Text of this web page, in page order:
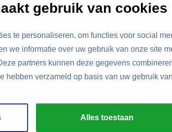
gebruik van cookies
te personaliseren, om functies voor social
we informatie over uw gebruik van onze site
partners kunnen deze gegevens
hebben verzameld op basis van uw gebruik
Alles toestaan